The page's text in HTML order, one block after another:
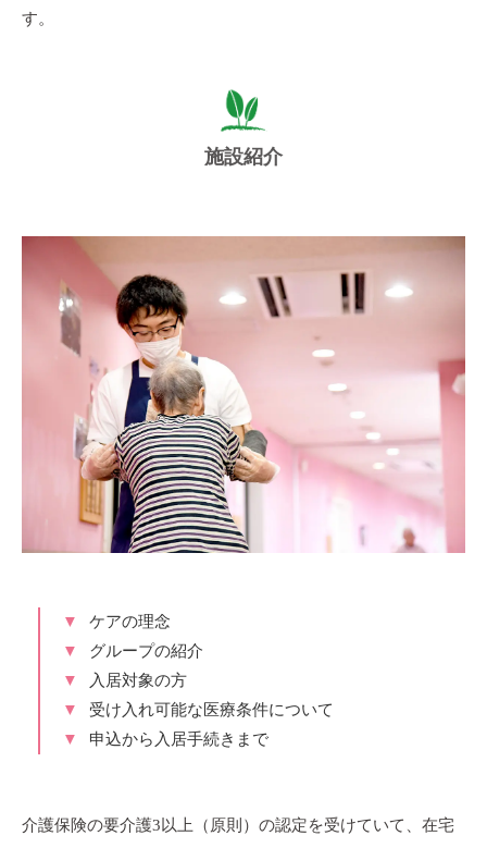
す。
施設紹介
ケアの理念
グループの紹介
入居対象の方
受け入れ可能な医療条件について
申込から入居手続きまで
介護保険の要介護3以上（原則）の認定を受けていて、在宅